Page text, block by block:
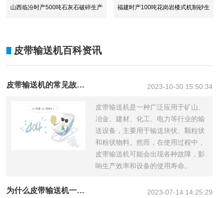
山西临汾时产500吨石灰石破碎生产 福建时产100吨花岗岩楼式机制砂生
皮带输送机百科资讯
皮带输送机的常见故障及解决办法 2023-10-30 15:50:34
皮带输送机是一种广泛应用于矿山、
冶金、建材、化工、电力等行业的输
送设备，主要用于输送块状、颗粒状
和粉状物料。然而，在使用过程中，
皮带输送机可能会出现各种故障，影
响生产效率和设备的使用寿命。
为什么皮带输送机一定要用减速机 2023-07-14 14:25:29